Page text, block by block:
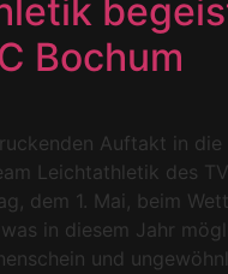
Bochum
Auftakt in die
Leichtathletik des
dem 1. Mai, beim
in diesem Jahr
und